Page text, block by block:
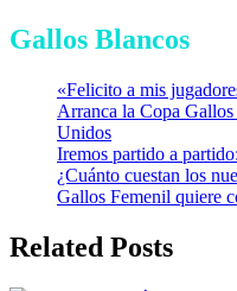
Gallos Blancos
«Felicito a mis
Arranca la Copa
Unidos
Iremos partido a
¿Cuánto cuestan los
Gallos Femenil quiere
Related Posts